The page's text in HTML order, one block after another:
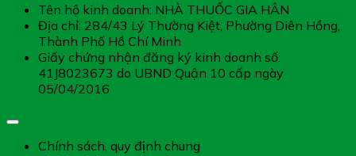
Tên hộ kinh doanh: NHÀ THUỐC GIA HÂN
Địa chỉ: 284/43 Lý Thường Kiệt, Phường Diên Hồng,
Thành Phố Hồ Chí Minh
Giấy chứng nhận đăng ký kinh doanh số:
41J8023673 do UBND Quận 10 cấp ngày
05/04/2016
Chính sách, quy định chung